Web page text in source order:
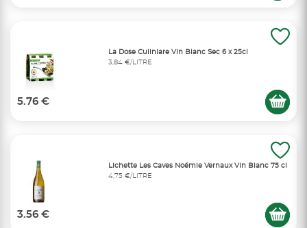
La Dose Culiniare Vin Blanc Sec 6 x 25cl
3,84 €/LITRE
5.76 €
Lichette Les Caves Noémie Vernaux Vin Blanc 75 cl
4,75 €/LITRE
3.56 €